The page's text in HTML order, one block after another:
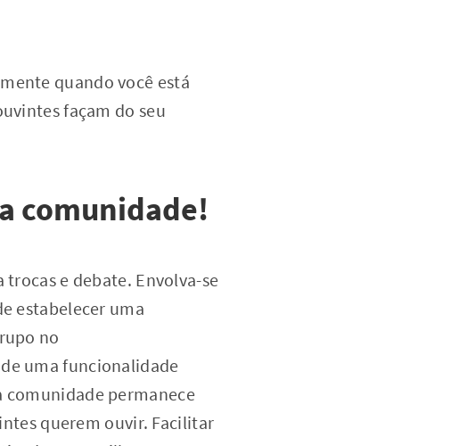
quando você está
façam do seu
comunidade!
e debate. Envolva-se
estabelecer uma
no
uma funcionalidade
comunidade permanece
querem ouvir. Facilitar